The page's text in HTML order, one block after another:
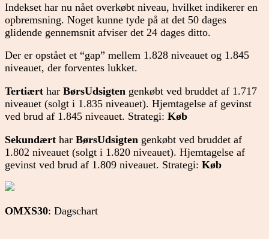
Indekset har nu nået overkøbt niveau, hvilket indikerer en
opbremsning. Noget kunne tyde på at det 50 dages
glidende gennemsnit afviser det 24 dages ditto.
Der er opstået et “gap” mellem 1.828 niveauet og 1.845
niveauet, der forventes lukket.
Tertiært har BørsUdsigten genkøbt ved bruddet af 1.717
niveauet (solgt i 1.835 niveauet). Hjemtagelse af gevinst
ved brud af 1.845 niveauet. Strategi: Køb
Sekundært har BørsUdsigten genkøbt ved bruddet af
1.802 niveauet (solgt i 1.820 niveauet). Hjemtagelse af
gevinst ved brud af 1.809 niveauet. Strategi: Køb
OMXS30: Dagschart